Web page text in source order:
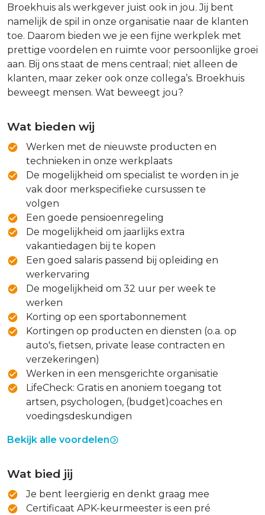
Broekhuis als werkgever juist ook in jou. Jij bent
namelijk de spil in onze organisatie naar de klanten
toe. Daarom bieden we je een fijne werkplek met
prettige voordelen en ruimte voor persoonlijke groei
aan. Bij ons staat de mens centraal; niet alleen de
klanten, maar zeker ook onze collega’s. Broekhuis
beweegt mensen. Wat beweegt jou?
Wat bieden wij
Werken met de nieuwste producten en
technieken in onze werkplaats
De mogelijkheid om specialist te worden in je
vak door merkspecifieke cursussen te
volgen
Een goede pensioenregeling
De mogelijkheid om jaarlijks extra
vakantiedagen bij te kopen
Een goed salaris passend bij opleiding en
werkervaring
De mogelijkheid om 32 uur per week te
werken
Korting op een sportabonnement
Kortingen op producten en diensten (o.a. op
auto's, fietsen, private lease contracten en
verzekeringen)
Werken in een mensgerichte organisatie
LifeCheck: Gratis en anoniem toegang tot
artsen, psychologen, (budget)coaches en
voedingsdeskundigen
Bekijk alle voordelen
Wat bied jij
Je bent leergierig en denkt graag mee
Certificaat APK-keurmeester is een pré